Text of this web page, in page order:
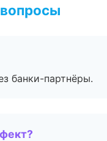
банки-партнёры.